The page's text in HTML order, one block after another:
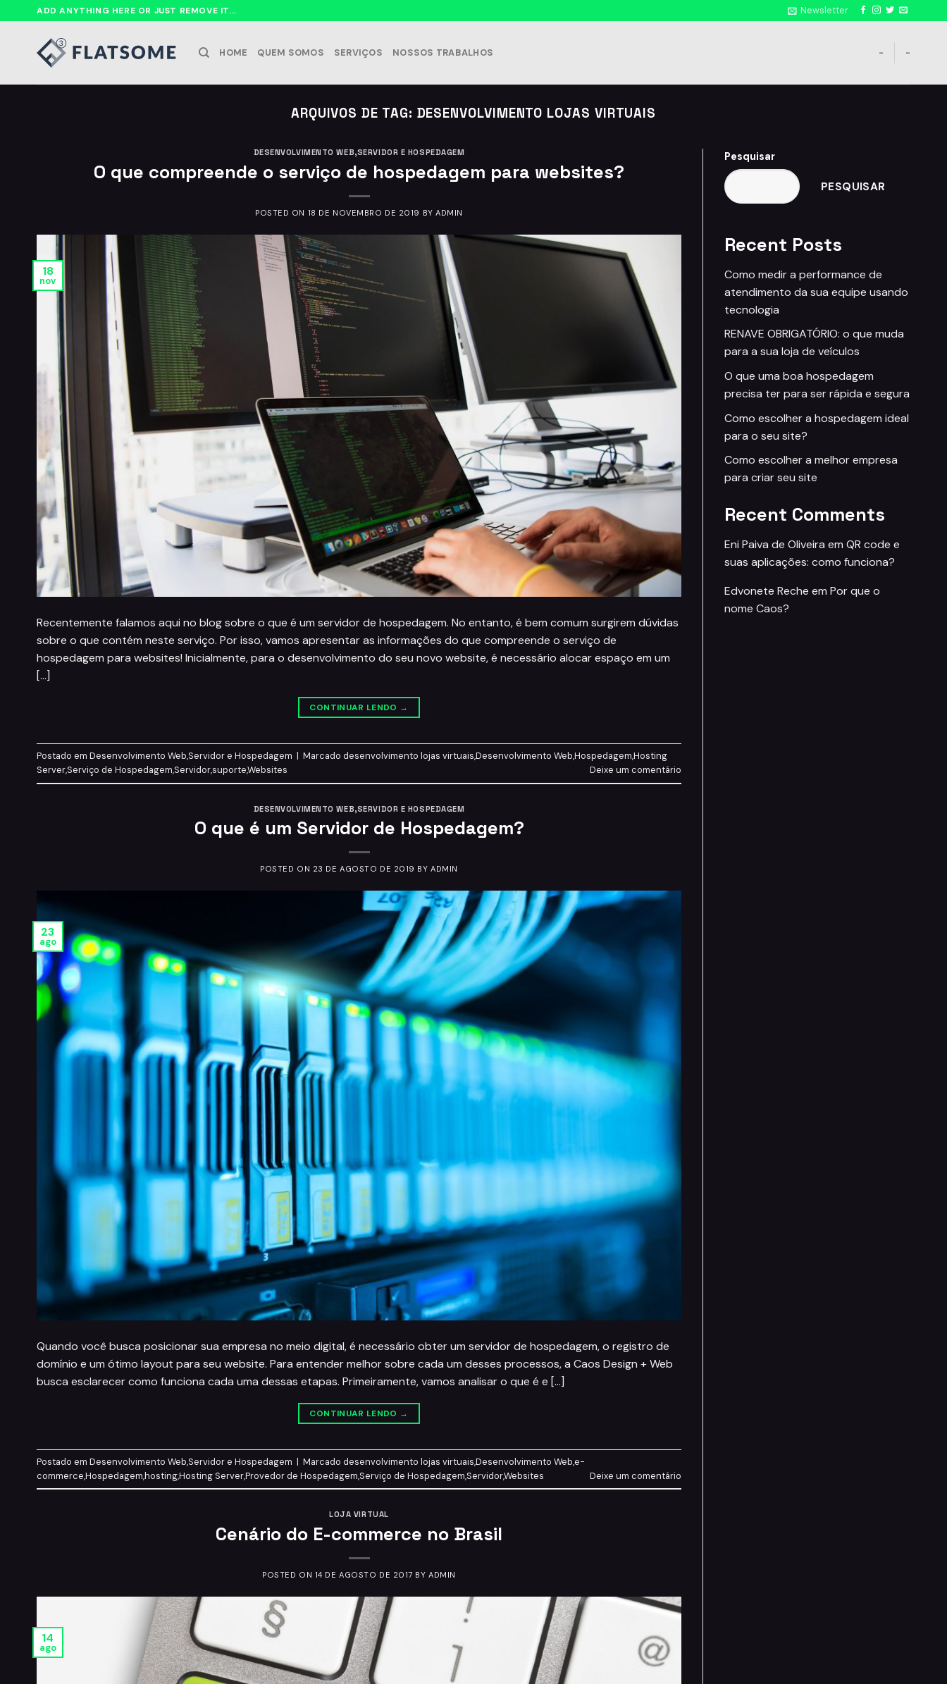
para
conteúdo
ADD ANYTHING HERE OR JUST REMOVE IT... Newsletter
HOME QUEM SOMOS SERVIÇOS NOSSOS TRABALHOS - -
ARQUIVOS DE TAG: DESENVOLVIMENTO LOJAS VIRTUAIS
DESENVOLVIMENTO WEB,SERVIDOR E HOSPEDAGEM
O que compreende o serviço de hospedagem para websites?
POSTED ON 18 DE NOVEMBRO DE 2019 BYADMIN
18
nov
Recentemente falamos aqui no blog sobre o que é um servidor de hospedagem. No entanto, é bem comum surgirem dúvidas
sobre o que contém neste serviço. Por isso, vamos apresentar as informações do que compreende o serviço de
hospedagem para websites! Inicialmente, para o desenvolvimento do seu novo website, é necessário alocar espaço em um
[…]
CONTINUAR LENDO →
Postado em Desenvolvimento Web,Servidor e Hospedagem | Marcado desenvolvimento lojas virtuais,Desenvolvimento Web,Hospedagem,Hosting
Server,Serviço de Hospedagem,Servidor,suporte,Websites Deixe um comentário
DESENVOLVIMENTO WEB,SERVIDOR E HOSPEDAGEM
O que é um Servidor de Hospedagem?
POSTED ON 23 DE AGOSTO DE 2019 BYADMIN
23
ago
Quando você busca posicionar sua empresa no meio digital, é necessário obter um servidor de hospedagem, o registro de
domínio e um ótimo layout para seu website. Para entender melhor sobre cada um desses processos, a Caos Design + Web
busca esclarecer como funciona cada uma dessas etapas. Primeiramente, vamos analisar o que é e […]
CONTINUAR LENDO →
Postado em Desenvolvimento Web,Servidor e Hospedagem | Marcado desenvolvimento lojas virtuais,Desenvolvimento Web,e-
commerce,Hospedagem,hosting,Hosting Server,Provedor de Hospedagem,Serviço de Hospedagem,Servidor,Websites Deixe um comentário
LOJA VIRTUAL
Cenário do E-commerce no Brasil
POSTED ON 14 DE AGOSTO DE 2017 BYADMIN
14
ago
Pesquisar
PESQUISAR
Recent Posts
Como medir a performance de
atendimento da sua equipe usando
tecnologia
RENAVE OBRIGATÓRIO: o que muda
para a sua loja de veículos
O que uma boa hospedagem
precisa ter para ser rápida e segura
Como escolher a hospedagem ideal
para o seu site?
Como escolher a melhor empresa
para criar seu site
Recent Comments
Eni Paiva de Oliveira em QR code e
suas aplicações: como funciona?
Edvonete Reche em Por que o
nome Caos?